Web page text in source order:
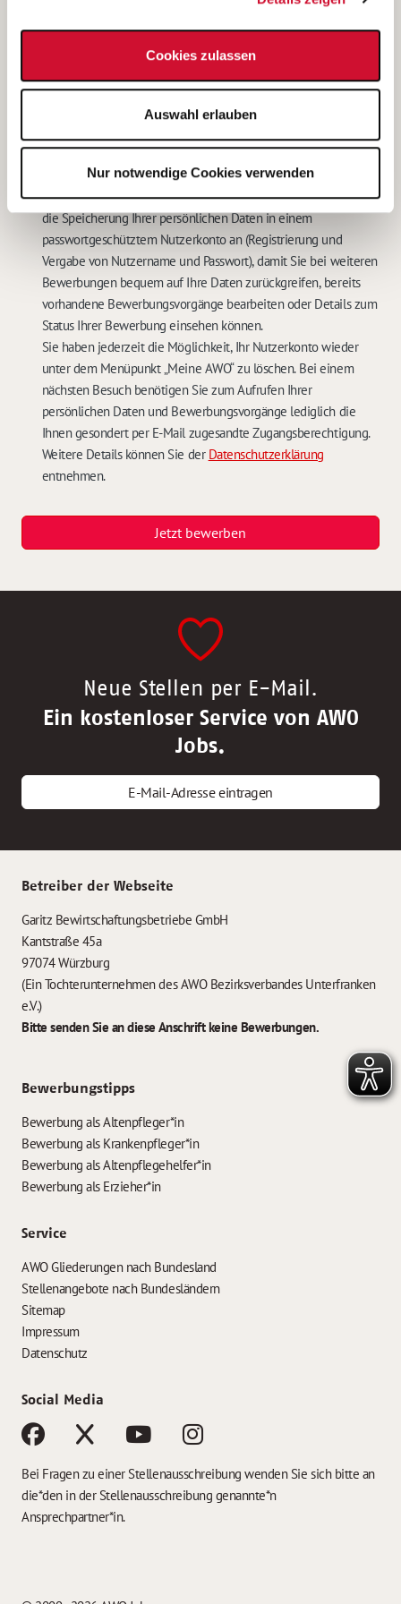
Cookies zulassen
Auswahl erlauben
Nur notwendige Cookies verwenden
Kontaktdaten widerrufen. In diesem Falle werden meine
personenbezogenen Daten sowohl auf den IT-Systemen des
Betreibers, als auch bei der für das Stellenangebot
Eine weitere Bearbeitung meiner Bewerbung ist in diesem Fall
nicht möglich.*
Mit dem Abschicken Ihrer Online-Bewerbung bieten wir Ihnen
die Speicherung Ihrer persönlichen Daten in einem
passwortgeschütztem Nutzerkonto an (Registrierung und
Vergabe von Nutzername und Passwort), damit Sie bei weiteren
Bewerbungen bequem auf Ihre Daten zurückgreifen, bereits
vorhandene Bewerbungsvorgänge bearbeiten oder Details zum
Status Ihrer Bewerbung einsehen können.
Sie haben jederzeit die Möglichkeit, Ihr Nutzerkonto wieder
unter dem Menüpunkt „Meine AWO“ zu löschen. Bei einem
nächsten Besuch benötigen Sie zum Aufrufen Ihrer
persönlichen Daten und Bewerbungsvorgänge lediglich die
Ihnen gesondert per E-Mail zugesandte Zugangsberechtigung.
Weitere Details können Sie der Datenschutzerklärung
entnehmen.
Jetzt bewerben
Neue Stellen per E-Mail.
Ein kostenloser Service von AWO
Jobs.
E-Mail-Adresse eintragen
Betreiber der Webseite
Garitz Bewirtschaftungsbetriebe GmbH
Kantstraße 45a
97074 Würzburg
(Ein Tochterunternehmen des AWO Bezirksverbandes Unterfranken
e.V.)
Bitte senden Sie an diese Anschrift keine Bewerbungen.
Bewerbungstipps
Bewerbung als Altenpfleger*in
Bewerbung als Krankenpfleger*in
Bewerbung als Altenpflegehelfer*in
Bewerbung als Erzieher*in
Service
AWO Gliederungen nach Bundesland
Stellenangebote nach Bundesländern
Sitemap
Impressum
Datenschutz
Social Media
Bei Fragen zu einer Stellenausschreibung wenden Sie sich bitte an
die*den in der Stellenausschreibung genannte*n
Ansprechpartner*in.